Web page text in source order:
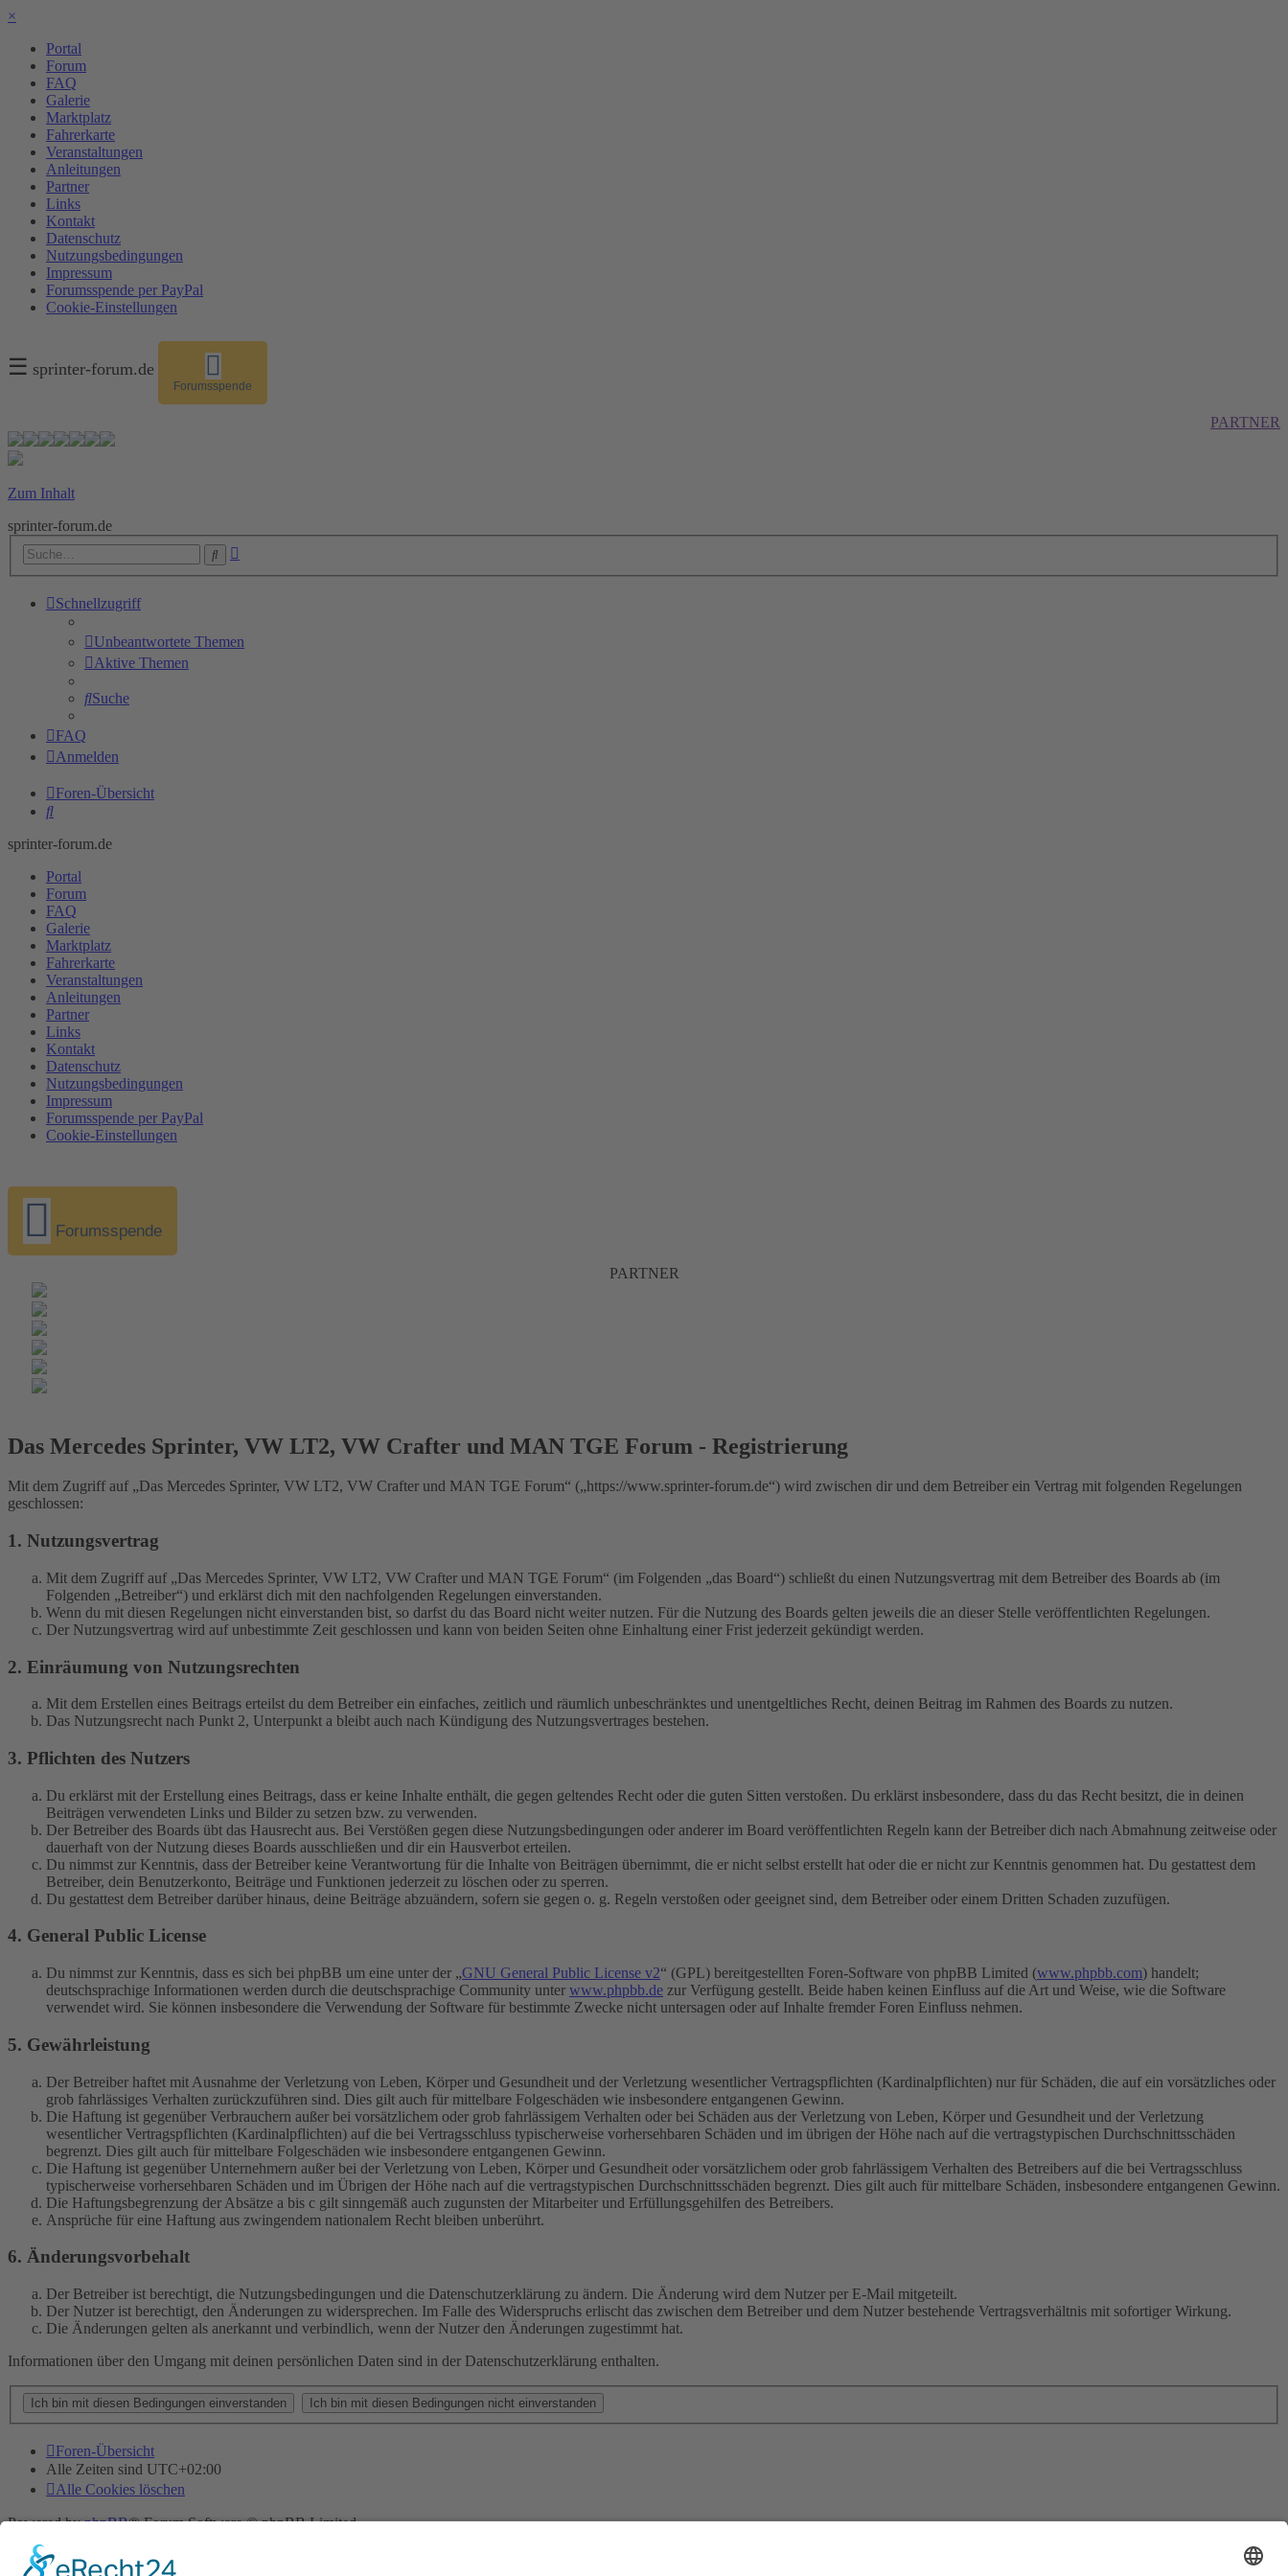
×
Portal
Forum
FAQ
Galerie
Marktplatz
Fahrerkarte
Veranstaltungen
Anleitungen
Partner
Links
Kontakt
Datenschutz
Nutzungsbedingungen
Impressum
Forumsspende per PayPal
Cookie-Einstellungen
☰ sprinter-forum.de
Forumsspende
PARTNER
Zum Inhalt
sprinter-forum.de
Suche
Schnellzugriff
Unbeantwortete Themen
Aktive Themen
Suche
FAQ
Anmelden
Foren-Übersicht
Suche
sprinter-forum.de
Portal
Forum
FAQ
Galerie
Marktplatz
Fahrerkarte
Veranstaltungen
Anleitungen
Partner
Links
Kontakt
Datenschutz
Nutzungsbedingungen
Impressum
Forumsspende per PayPal
Cookie-Einstellungen
Forumsspende
PARTNER
Das Mercedes Sprinter, VW LT2, VW Crafter und MAN TGE Forum - Registrierung
Mit dem Zugriff auf „Das Mercedes Sprinter, VW LT2, VW Crafter und MAN TGE Forum“ („https://www.sprinter-forum.de“) wird zwischen dir und dem Betreiber ein Vertrag mit folgenden Regelungen
geschlossen:
1. Nutzungsvertrag
Mit dem Zugriff auf „Das Mercedes Sprinter, VW LT2, VW Crafter und MAN TGE Forum“ (im Folgenden „das Board“) schließt du einen Nutzungsvertrag mit dem Betreiber des Boards ab (im
Folgenden „Betreiber“) und erklärst dich mit den nachfolgenden Regelungen einverstanden.
Wenn du mit diesen Regelungen nicht einverstanden bist, so darfst du das Board nicht weiter nutzen. Für die Nutzung des Boards gelten jeweils die an dieser Stelle veröffentlichten Regelungen.
Der Nutzungsvertrag wird auf unbestimmte Zeit geschlossen und kann von beiden Seiten ohne Einhaltung einer Frist jederzeit gekündigt werden.
2. Einräumung von Nutzungsrechten
Mit dem Erstellen eines Beitrags erteilst du dem Betreiber ein einfaches, zeitlich und räumlich unbeschränktes und unentgeltliches Recht, deinen Beitrag im Rahmen des Boards zu nutzen.
Das Nutzungsrecht nach Punkt 2, Unterpunkt a bleibt auch nach Kündigung des Nutzungsvertrages bestehen.
3. Pflichten des Nutzers
Du erklärst mit der Erstellung eines Beitrags, dass er keine Inhalte enthält, die gegen geltendes Recht oder die guten Sitten verstoßen. Du erklärst insbesondere, dass du das Recht besitzt, die in deinen
Beiträgen verwendeten Links und Bilder zu setzen bzw. zu verwenden.
Der Betreiber des Boards übt das Hausrecht aus. Bei Verstößen gegen diese Nutzungsbedingungen oder anderer im Board veröffentlichten Regeln kann der Betreiber dich nach Abmahnung zeitweise oder
dauerhaft von der Nutzung dieses Boards ausschließen und dir ein Hausverbot erteilen.
Du nimmst zur Kenntnis, dass der Betreiber keine Verantwortung für die Inhalte von Beiträgen übernimmt, die er nicht selbst erstellt hat oder die er nicht zur Kenntnis genommen hat. Du gestattest dem
Betreiber, dein Benutzerkonto, Beiträge und Funktionen jederzeit zu löschen oder zu sperren.
Du gestattest dem Betreiber darüber hinaus, deine Beiträge abzuändern, sofern sie gegen o. g. Regeln verstoßen oder geeignet sind, dem Betreiber oder einem Dritten Schaden zuzufügen.
4. General Public License
Du nimmst zur Kenntnis, dass es sich bei phpBB um eine unter der „GNU General Public License v2“ (GPL) bereitgestellten Foren-Software von phpBB Limited (www.phpbb.com) handelt;
deutschsprachige Informationen werden durch die deutschsprachige Community unter www.phpbb.de zur Verfügung gestellt. Beide haben keinen Einfluss auf die Art und Weise, wie die Software
verwendet wird. Sie können insbesondere die Verwendung der Software für bestimmte Zwecke nicht untersagen oder auf Inhalte fremder Foren Einfluss nehmen.
5. Gewährleistung
Der Betreiber haftet mit Ausnahme der Verletzung von Leben, Körper und Gesundheit und der Verletzung wesentlicher Vertragspflichten (Kardinalpflichten) nur für Schäden, die auf ein vorsätzliches oder
grob fahrlässiges Verhalten zurückzuführen sind. Dies gilt auch für mittelbare Folgeschäden wie insbesondere entgangenen Gewinn.
Die Haftung ist gegenüber Verbrauchern außer bei vorsätzlichem oder grob fahrlässigem Verhalten oder bei Schäden aus der Verletzung von Leben, Körper und Gesundheit und der Verletzung
wesentlicher Vertragspflichten (Kardinalpflichten) auf die bei Vertragsschluss typischerweise vorhersehbaren Schäden und im übrigen der Höhe nach auf die vertragstypischen Durchschnittsschäden
begrenzt. Dies gilt auch für mittelbare Folgeschäden wie insbesondere entgangenen Gewinn.
Die Haftung ist gegenüber Unternehmern außer bei der Verletzung von Leben, Körper und Gesundheit oder vorsätzlichem oder grob fahrlässigem Verhalten des Betreibers auf die bei Vertragsschluss
typischerweise vorhersehbaren Schäden und im Übrigen der Höhe nach auf die vertragstypischen Durchschnittsschäden begrenzt. Dies gilt auch für mittelbare Schäden, insbesondere entgangenen Gewinn.
Die Haftungsbegrenzung der Absätze a bis c gilt sinngemäß auch zugunsten der Mitarbeiter und Erfüllungsgehilfen des Betreibers.
Ansprüche für eine Haftung aus zwingendem nationalem Recht bleiben unberührt.
6. Änderungsvorbehalt
Der Betreiber ist berechtigt, die Nutzungsbedingungen und die Datenschutzerklärung zu ändern. Die Änderung wird dem Nutzer per E-Mail mitgeteilt.
Der Nutzer ist berechtigt, den Änderungen zu widersprechen. Im Falle des Widerspruchs erlischt das zwischen dem Betreiber und dem Nutzer bestehende Vertragsverhältnis mit sofortiger Wirkung.
Die Änderungen gelten als anerkannt und verbindlich, wenn der Nutzer den Änderungen zugestimmt hat.
Informationen über den Umgang mit deinen persönlichen Daten sind in der Datenschutzerklärung enthalten.
Foren-Übersicht
Alle Zeiten sind UTC+02:00
Alle Cookies löschen
Powered byphpBB® Forum Software © phpBB Limited
Deutsche Übersetzung durch